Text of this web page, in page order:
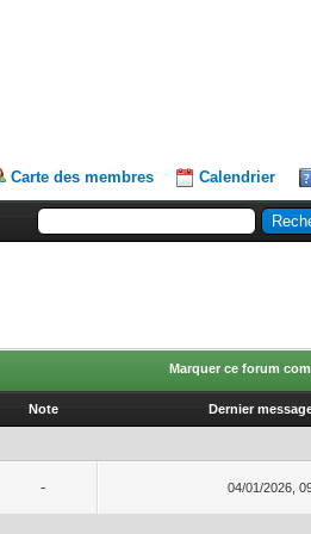
Carte des membres Calendrier
Marquer ce forum
Note Dernier
- 04/01/2026,